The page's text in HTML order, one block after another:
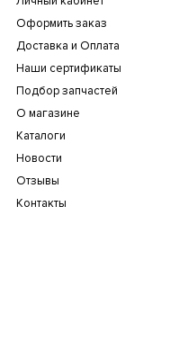
Оформить заказ
Доставка и Оплата
Наши сертификаты
Подбор запчастей
О магазине
Каталоги
Новости
Отзывы
Контакты